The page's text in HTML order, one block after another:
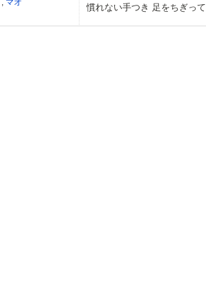
慣れない手つき 足をちぎって